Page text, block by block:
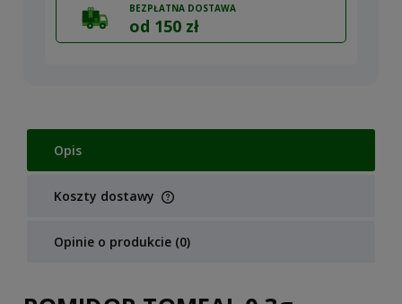
BEZPŁATNA DOSTAWA
od 150 zł
Opis
Koszty dostawy
Cena nie zawiera ewentualnych kosztów płatności
Opinie o produkcie (0)